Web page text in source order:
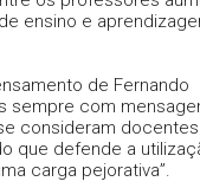
ensino e
de Fernando
sempre com
consideram docentes
que defende a
carga pejorativa”.